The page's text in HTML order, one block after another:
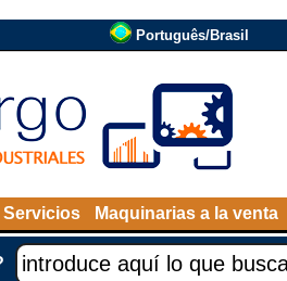
Português/Brasil
Servicios Maquinarias a la venta